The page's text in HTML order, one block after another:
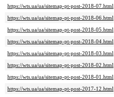
https://wts.ua/ua/sitemap-pt-post-2018-07.html
https://wts.ua/ua/sitemap-pt-post-2018-06.html
https://wts.ua/ua/sitemap-pt-post-2018-05.html
https://wts.ua/ua/sitemap-pt-post-2018-04.html
https://wts.ua/ua/sitemap-pt-post-2018-03.html
https://wts.ua/ua/sitemap-pt-post-2018-02.html
https://wts.ua/ua/sitemap-pt-post-2018-01.html
https://wts.ua/ua/sitemap-pt-post-2017-12.html